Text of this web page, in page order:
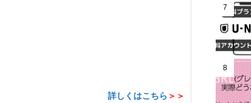
詳しくはこちら ＞＞
7
8